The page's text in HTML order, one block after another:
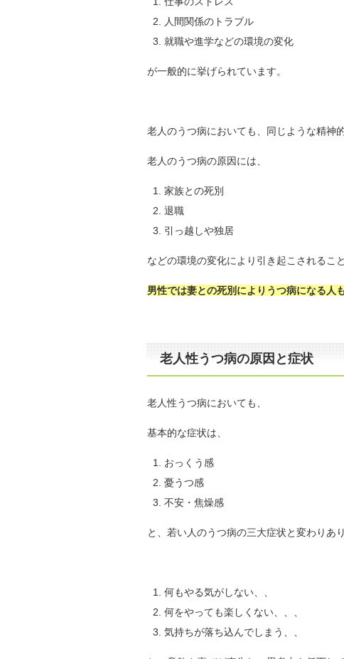
人間関係のトラブル
就職や進学などの環境の変化
が一般的に挙げられています。
老人のうつ病においても、同じような精神
老人のうつ病の原因には、
家族との死別
退職
引っ越しや独居
などの環境の変化により引き起こされるこ
男性では妻との死別によりうつ病になる人
老人性うつ病の原因と症状
老人性うつ病においても、
基本的な症状は、
おっくう感
憂うつ感
不安・焦燥感
と、若い人のうつ病の三大症状と変わりあ
何もやる気がしない、、
何をやっても楽しくない、、、
気持ちが落ち込んでしまう、、